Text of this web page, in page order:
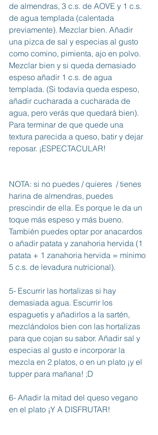
de almendras, 3 c.s. de AOVE y 1 c.s.
de agua templada (calentada
previamente). Mezclar bien. Añadir
una pizca de sal y especias al gusto
como comino, pimienta, ajo en polvo.
Mezclar bien y si queda demasiado
espeso añadir 1 c.s. de agua
templada. (Si todavía queda espeso,
añadir cucharada a cucharada de
agua, pero verás que quedará bien).
Para terminar de que quede una
textura parecida a queso, batir y dejar
reposar. ¡ESPECTACULAR!
NOTA: si no puedes / quieres  / tienes
harina de almendras, puedes
prescindir de ella. Es porque le da un
toque más espeso y más bueno.
También puedes optar por anacardos
o añadir patata y zanahoria hervida (1
patata + 1 zanahoria hervida = mínimo
5 c.s. de levadura nutricional).
5- Escurrir las hortalizas si hay
demasiada agua. Escurrir los
espaguetis y añadirlos a la sartén,
mezclándolos bien con las hortalizas
para que cojan su sabor. Añadir sal y
especias al gusto e incorporar la
mezcla en 2 platos, o en un plato ¡y el
tupper para mañana! ;D
6- Añadir la mitad del queso vegano
en el plato ¡Y A DISFRUTAR!